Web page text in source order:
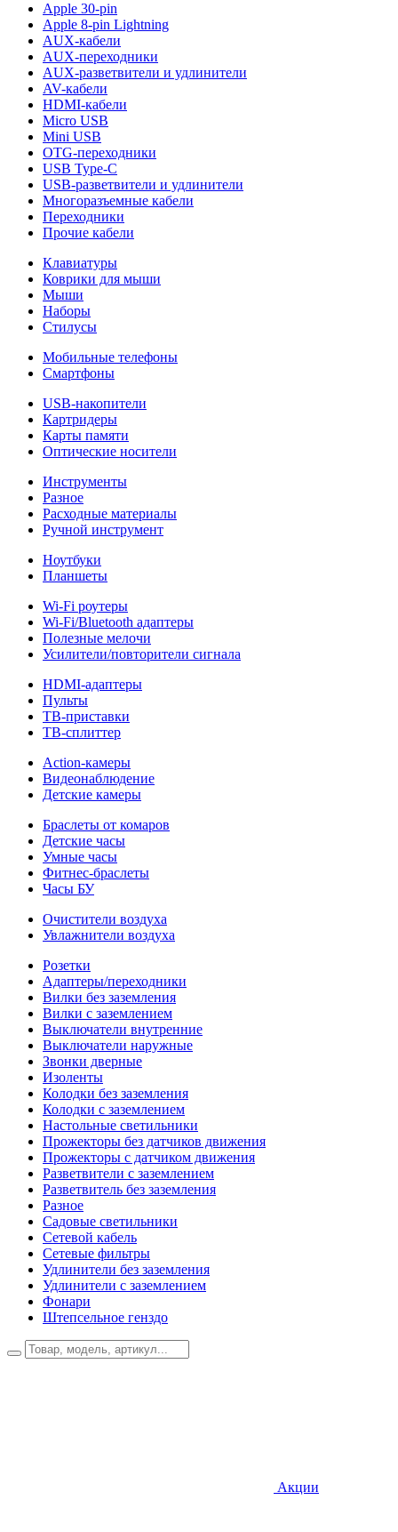
Apple 30-pin
Apple 8-pin Lightning
AUX-кабели
AUX-переходники
AUX-разветвители и удлинители
AV-кабели
HDMI-кабели
Micro USB
Mini USB
OTG-переходники
USB Type-C
USB-разветвители и удлинители
Многоразъемные кабели
Переходники
Прочие кабели
Клавиатуры
Коврики для мыши
Мыши
Наборы
Стилусы
Мобильные телефоны
Смартфоны
USB-накопители
Картридеры
Карты памяти
Оптические носители
Инструменты
Разное
Расходные материалы
Ручной инструмент
Ноутбуки
Планшеты
Wi-Fi роутеры
Wi-Fi/Bluetooth адаптеры
Полезные мелочи
Усилители/повторители сигнала
HDMI-адаптеры
Пульты
ТВ-приставки
ТВ-сплиттер
Action-камеры
Видеонаблюдение
Детские камеры
Браслеты от комаров
Детские часы
Умные часы
Фитнес-браслеты
Часы БУ
Очистители воздуха
Увлажнители воздуха
Розетки
Адаптеры/переходники
Вилки без заземления
Вилки с заземлением
Выключатели внутренние
Выключатели наружные
Звонки дверные
Изоленты
Колодки без заземления
Колодки с заземлением
Настольные светильники
Прожекторы без датчиков движения
Прожекторы с датчиком движения
Разветвители с заземлением
Разветвитель без заземления
Разное
Садовые светильники
Сетевой кабель
Сетевые фильтры
Удлинители без заземления
Удлинители с заземлением
Фонари
Штепсельное генздо
Акции